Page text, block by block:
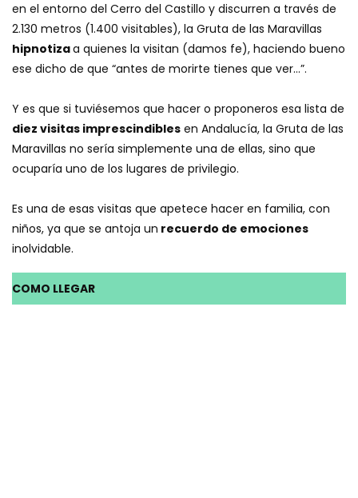
en el entorno del Cerro del Castillo y discurren a través de
2.130 metros (1.400 visitables), la Gruta de las Maravillas
hipnotizaa quienes la visitan (damos fe), haciendo bueno
ese dicho de que “antes de morirte tienes que ver…”.
Y es que si tuviésemos que hacer o proponeros esa lista de
diez visitas imprescindibles en Andalucía, la Gruta de las
Maravillas no sería simplemente una de ellas, sino que
ocuparía uno de los lugares de privilegio.
Es una de esas visitas que apetece hacer en familia, con
niños, ya que se antoja un recuerdo de emociones
inolvidable.
COMO LLEGAR